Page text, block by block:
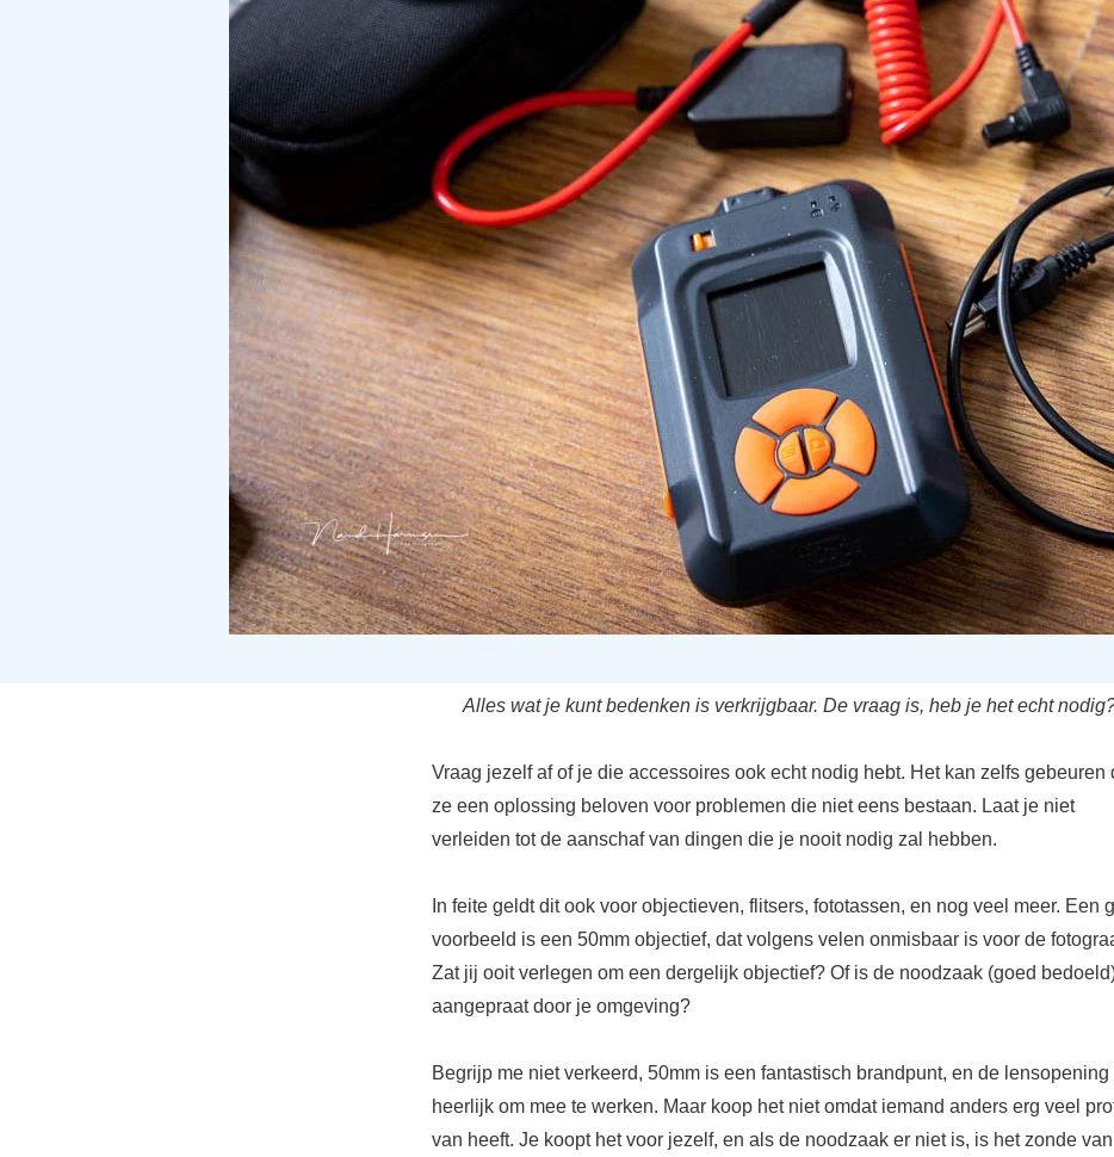
Alles wat je kunt bedenken is verkrijgbaar. De vraag is, heb je het echt
Vraag jezelf af of je die accessoires ook echt nodig hebt. Het kan zelfs gebeuren
ze een oplossing beloven voor problemen die niet eens bestaan. Laat je niet
verleiden tot de aanschaf van dingen die je nooit nodig zal hebben.
In feite geldt dit ook voor objectieven, flitsers, fototassen, en nog veel meer. Een
voorbeeld is een 50mm objectief, dat volgens velen onmisbaar is voor de
Zat jij ooit verlegen om een dergelijk objectief? Of is de noodzaak (goed
aangepraat door je omgeving?
Begrijp me niet verkeerd, 50mm is een fantastisch brandpunt, en de lensopening
heerlijk om mee te werken. Maar koop het niet omdat iemand anders erg veel
van heeft. Je koopt het voor jezelf, en als de noodzaak er niet is, is het zonde